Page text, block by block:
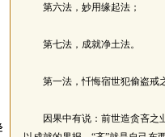
第六法，妙用缘起法；
第七法，成就净土法。
第一法，忏悔宿世犯偷盗戒
因果中有说：前世造贪吝之业